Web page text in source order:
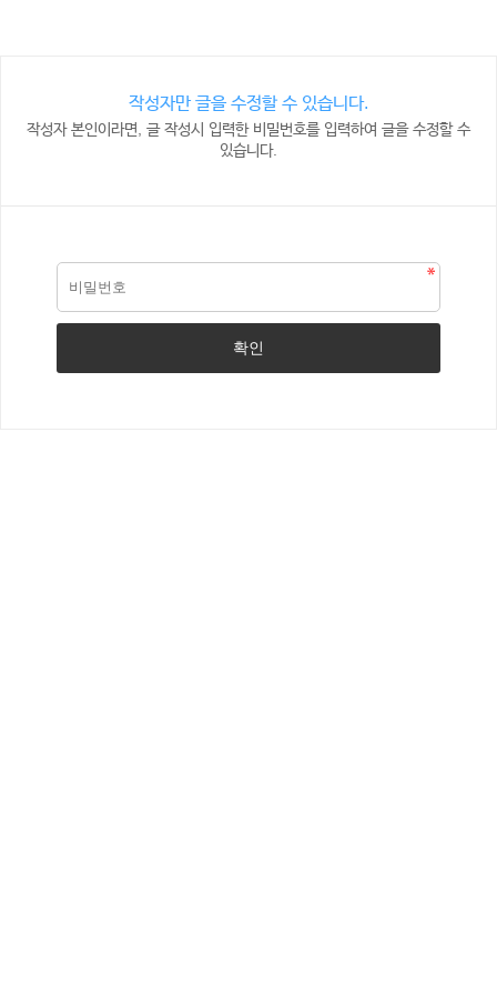
작성자만 글을 수정할 수 있습니다.
작성자 본인이라면, 글 작성시 입력한 비밀번호를 입력하여 글을 수정할 수
있습니다.